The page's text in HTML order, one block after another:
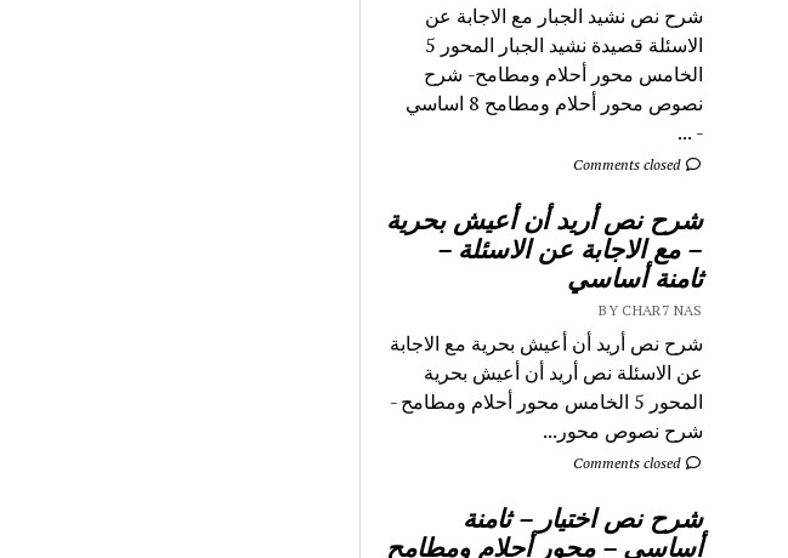
شرح نص نشيد الجبار مع الاجابة عن
الاسئلة قصيدة نشيد الجبار المحور 5
الخامس محور أحلام ومطامح- شرح
نصوص محور أحلام ومطامح 8 اساسي
- ...
Comments closed
شرح نص أريد أن أعيش بحرية
– مع الاجابة عن الاسئلة –
ثامنة أساسي
BY CHAR7 NAS
شرح نص أريد أن أعيش بحرية مع الاجابة
عن الاسئلة نص أريد أن أعيش بحرية
المحور 5 الخامس محور أحلام ومطامح -
شرح نصوص محور...
Comments closed
شرح نص اختيار – ثامنة
أساسي – محور أحلام ومطامح